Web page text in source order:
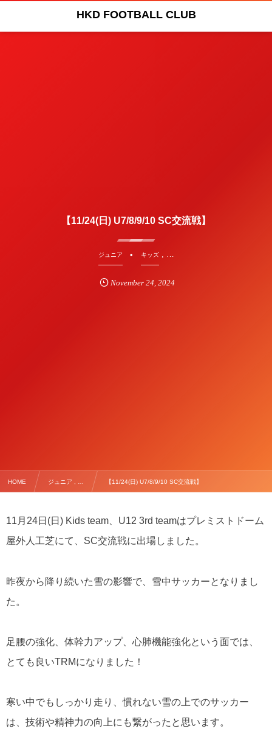
HKD FOOTBALL CLUB
【11/24(日) U7/8/9/10 SC交流戦】
ジュニア キッズ, …
November 24, 2024
HOME ジュニア , … 【11/24(日) U7/8/9/10 SC交流戦】
11月24日(日) Kids team、U12 3rd teamはプレミストドーム
屋外人工芝にて、SC交流戦に出場しました。
昨夜から降り続いた雪の影響で、雪中サッカーとなりまし
た。
足腰の強化、体幹力アップ、心肺機能強化という面では、
とても良いTRMになりました！
寒い中でもしっかり走り、慣れない雪の上でのサッカー
は、技術や精神力の向上にも繋がったと思います。